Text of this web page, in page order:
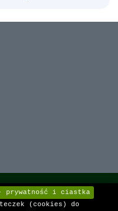
prawa zastrzeżone.
prywatność i ciastka
(cookies) do